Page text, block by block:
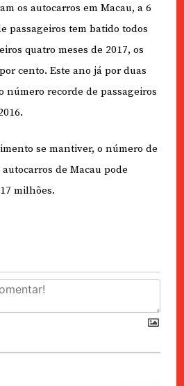
os autocarros em Macau, a 6
passageiros tem batido todos
quatro meses de 2017, os
cento. Este ano já por duas
número recorde de passageiros
se mantiver, o número de
de Macau pode
milhões.